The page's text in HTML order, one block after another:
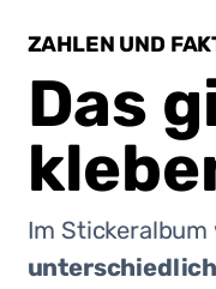
ZAHLEN UND
Das
Im Stickeralbum